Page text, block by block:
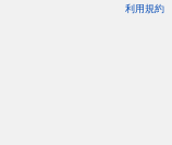
利用規約